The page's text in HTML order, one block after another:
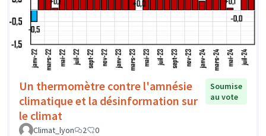
Un thermomètre contre l'amnésie
climatique et la désinformation sur
le climat
Soumise
au vote
Climat_lyon 2 0